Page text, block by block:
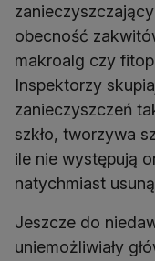
obecność
makroalg czy
Inspektorzy
zanieczyszczeń
szkło, tworzywa
ile nie występują
natychmiast
Jeszcze do
uniemożliwiały